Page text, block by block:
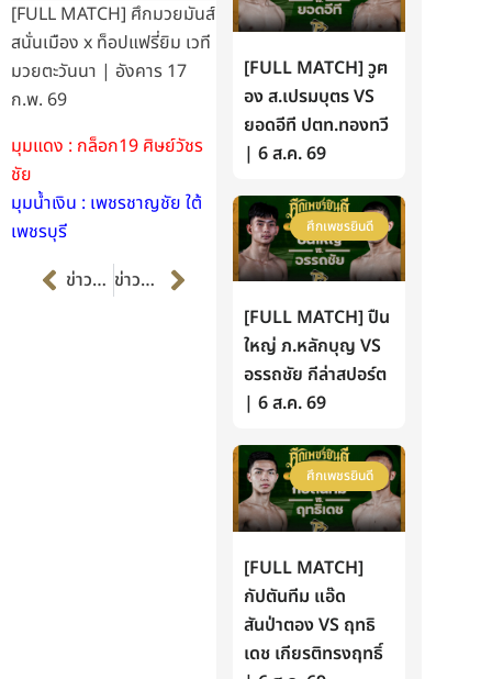
[FULL MATCH] ศึกมวยมันส์
สนั่นเมือง x ท็อปแฟรี่ยิม เวที
มวยตะวันนา | อังคาร 17
ก.พ. 69
มุมแดง : กล็อก19 ศิษย์วัชร
ชัย
มุมน้ำเงิน : เพชรชาญชัย ใต้
เพชรบุรี
Prevข่าวก่อนหน้า ข่าวต่อไป Next
[FULL MATCH] วูฅ
อง ส.เปรมบุตร VS
ยอดอีที ปตท.ทองทวี
| 6 ส.ค. 69
ศึกเพชรยินดี
[FULL MATCH] ปืน
ใหญ่ ภ.หลักบุญ VS
อรรถชัย กีล่าสปอร์ต
| 6 ส.ค. 69
ศึกเพชรยินดี
[FULL MATCH]
กัปตันทีม แอ๊ด
สันป่าตอง VS ฤทธิ
เดช เกียรติทรงฤทธิ์